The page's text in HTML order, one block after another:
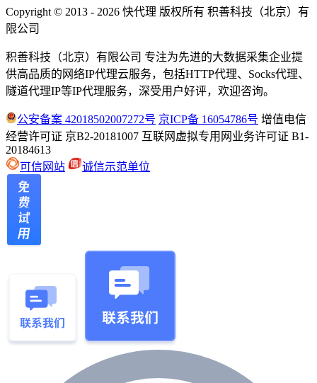
Copyright © 2013 - 2026 快代理 版权所有 积善科技（北京）有
限公司
积善科技（北京）有限公司 专注为先进的大数据采集企业提
供高品质的网络IP代理云服务，包括HTTP代理、Socks代理、
隧道代理IP等IP代理服务，深受用户好评，欢迎咨询。
公安备案 42018502007272号 京ICP备 16054786号 增值电信
经营许可证 京B2-20181007 互联网虚拟专用网业务许可证 B1-
20184613
可信网站
诚信示范单位